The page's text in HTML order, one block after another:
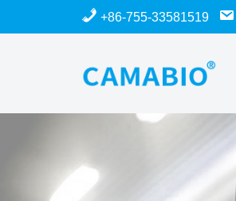
+86-755-33581519